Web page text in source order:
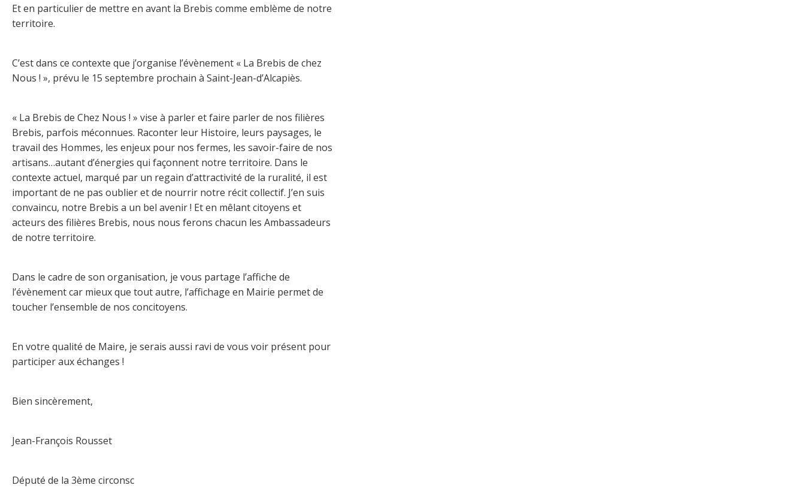
Et en particulier de mettre en avant la Brebis comme emblème de notre
territoire.
C’est dans ce contexte que j’organise l’évènement « La Brebis de chez
Nous ! », prévu le 15 septembre prochain à Saint-Jean-d’Alcapiès.
« La Brebis de Chez Nous ! » vise à parler et faire parler de nos filières
Brebis, parfois méconnues. Raconter leur Histoire, leurs paysages, le
travail des Hommes, les enjeux pour nos fermes, les savoir-faire de nos
artisans…autant d’énergies qui façonnent notre territoire. Dans le
contexte actuel, marqué par un regain d’attractivité de la ruralité, il est
important de ne pas oublier et de nourrir notre récit collectif. J’en suis
convaincu, notre Brebis a un bel avenir ! Et en mêlant citoyens et
acteurs des filières Brebis, nous nous ferons chacun les Ambassadeurs
de notre territoire.
Dans le cadre de son organisation, je vous partage l’affiche de
l’évènement car mieux que tout autre, l’affichage en Mairie permet de
toucher l’ensemble de nos concitoyens.
En votre qualité de Maire, je serais aussi ravi de vous voir présent pour
participer aux échanges !
Bien sincèrement,
Jean-François Rousset
Député de la 3ème circonsc